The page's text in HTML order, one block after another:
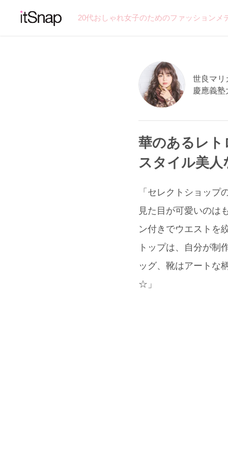
20代おしゃれ女子のためのファッション
世良マリ
慶應義
華のあるレ
スタイル美
「セレクトショッ
見た目が可愛いのは
ン付きでウエストを
トップは、自分が制
ッグ、靴はアートな
☆」